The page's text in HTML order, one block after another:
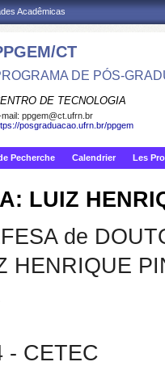
Acadêmicas
CT
DE PÓS-
DE TECNOLOGIA
mail: ppgem@ct.ufrn.br
posgraduacao.ufrn.br/ppgem
Pecherche Calendrier Les
LUIZ
de
HENRIQUE
- CETEC